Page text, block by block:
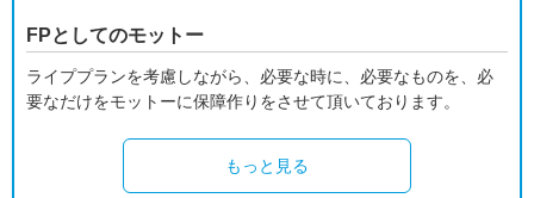
FPとしてのモットー
ライププランを考慮しながら、必要な時に、必要なものを、必
要なだけをモットーに保障作りをさせて頂いております。
もっと見る